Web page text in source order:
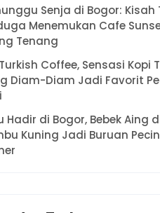
Senja di Bogor: Kisah
Menemukan Cafe
Tenang
Coffee, Sensasi Kopi
Diam-Diam Jadi Favorit
Hadir di Bogor, Bebek Aing
Kuning Jadi Buruan